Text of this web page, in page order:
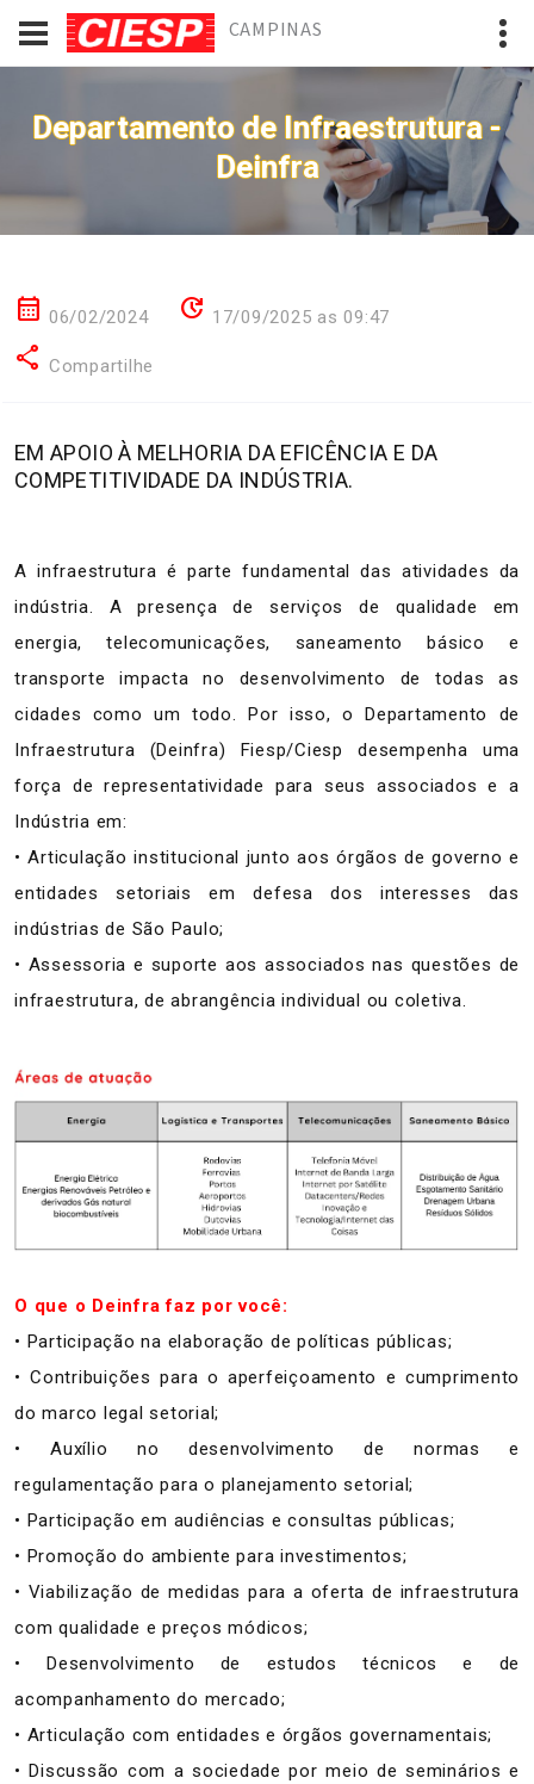
CAMPINAS
Departamento de Infraestrutura -
Deinfra
calendar_month 06/02/2024 update 17/09/2025 as 09:47
share Compartilhe
EM APOIO À MELHORIA DA EFICÊNCIA E DA
COMPETITIVIDADE DA INDÚSTRIA.
A infraestrutura é parte fundamental das atividades da
indústria. A presença de serviços de qualidade em
energia, telecomunicações, saneamento básico e
transporte impacta no desenvolvimento de todas as
cidades como um todo. Por isso, o Departamento de
Infraestrutura (Deinfra) Fiesp/Ciesp desempenha uma
força de representatividade para seus associados e a
Indústria em:
• Articulação institucional junto aos órgãos de governo e
entidades setoriais em defesa dos interesses das
indústrias de São Paulo;
• Assessoria e suporte aos associados nas questões de
infraestrutura, de abrangência individual ou coletiva.
O que o Deinfra faz por você:
• Participação na elaboração de políticas públicas;
• Contribuições para o aperfeiçoamento e cumprimento
do marco legal setorial;
• Auxílio no desenvolvimento de normas e
regulamentação para o planejamento setorial;
• Participação em audiências e consultas públicas;
• Promoção do ambiente para investimentos;
• Viabilização de medidas para a oferta de infraestrutura
com qualidade e preços módicos;
• Desenvolvimento de estudos técnicos e de
acompanhamento do mercado;
• Articulação com entidades e órgãos governamentais;
• Discussão com a sociedade por meio de seminários e